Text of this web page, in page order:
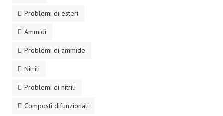
Problemi di esteri
Ammidi
Problemi di ammide
Nitrili
Problemi di nitrili
Composti difunzionali